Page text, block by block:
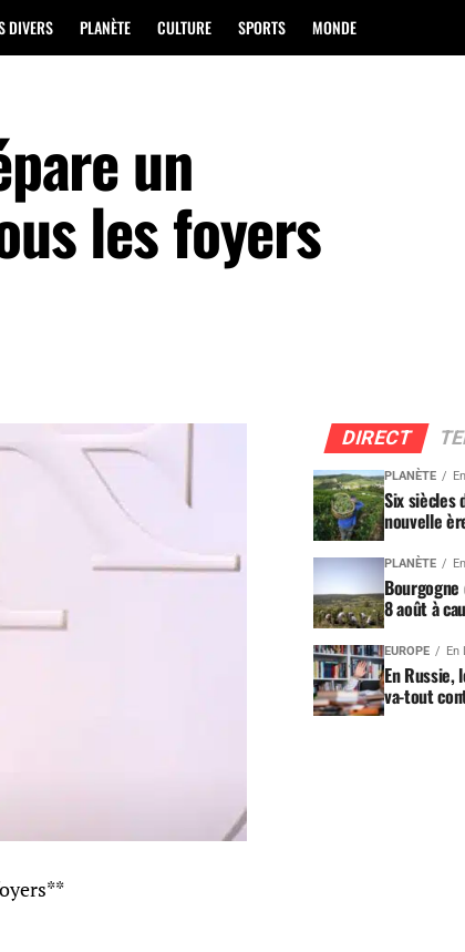
DIVERS PLANÈTE CULTURE SPORTS MONDE
un
les foyers
DIRECT
PLANÈTE
Six siècles
nouvelle
PLANÈTE
8 août à
EUROPE En
En
va-tout